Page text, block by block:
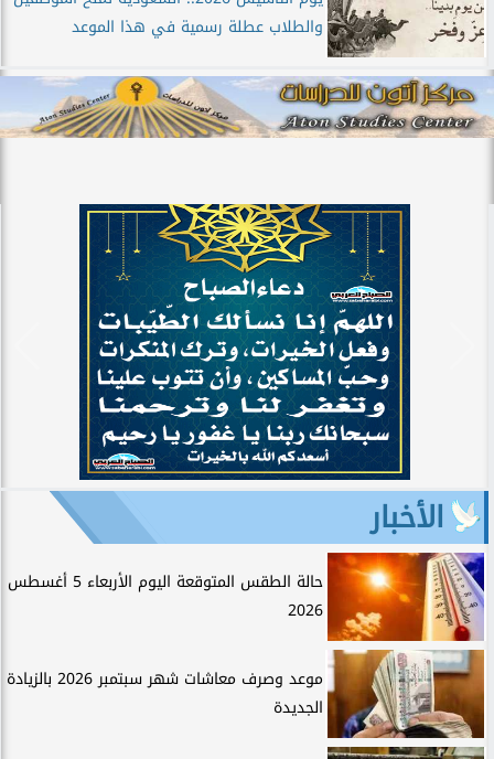
والطلاب عطلة رسمية في هذا الموعد
الأخبار
حالة الطقس المتوقعة اليوم الأربعاء 5 أغسطس
2026
موعد وصرف معاشات شهر سبتمبر 2026 بالزيادة
الجديدة